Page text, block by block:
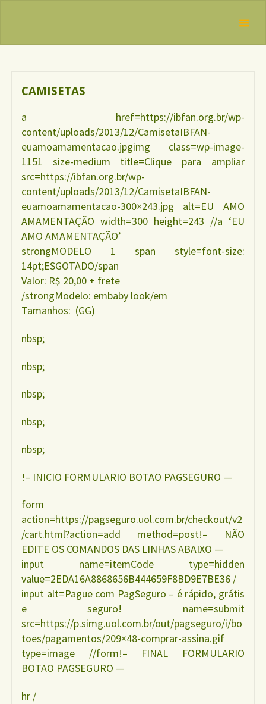
INTERNACIONAL
CAMISETAS
a href=https://ibfan.org.br/wp-
content/uploads/2013/12/CamisetaIBFAN-
euamoamamentacao.jpgimg class=wp-image-
1151 size-medium title=Clique para ampliar
src=https://ibfan.org.br/wp-
content/uploads/2013/12/CamisetaIBFAN-
euamoamamentacao-300×243.jpg alt=EU AMO
AMAMENTAÇÃO width=300 height=243 //a ‘EU
AMO AMAMENTAÇÃO’
strongMODELO 1 span style=font-size:
14pt;ESGOTADO/span
Valor: R$ 20,00 + frete
/strongModelo: embaby look/em
Tamanhos: (GG)
nbsp;
nbsp;
nbsp;
nbsp;
nbsp;
!– INICIO FORMULARIO BOTAO PAGSEGURO —
form
action=https://pagseguro.uol.com.br/checkout/v2
/cart.html?action=add method=post!– NÃO
EDITE OS COMANDOS DAS LINHAS ABAIXO —
input name=itemCode type=hidden
value=2EDA16A8868656B444659F8BD9E7BE36 /
input alt=Pague com PagSeguro – é rápido, grátis
e seguro! name=submit
src=https://p.simg.uol.com.br/out/pagseguro/i/bo
toes/pagamentos/209×48-comprar-assina.gif
type=image //form!– FINAL FORMULARIO
BOTAO PAGSEGURO —
hr /